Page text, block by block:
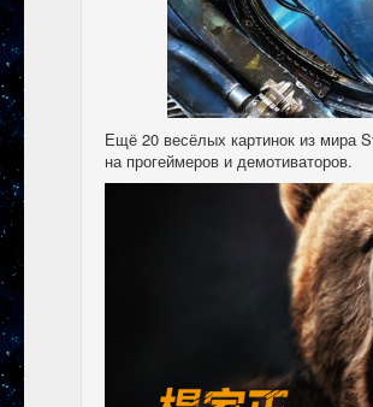
Ещё 20 весёлых картинок из мира
на прогеймеров и демотиваторов.